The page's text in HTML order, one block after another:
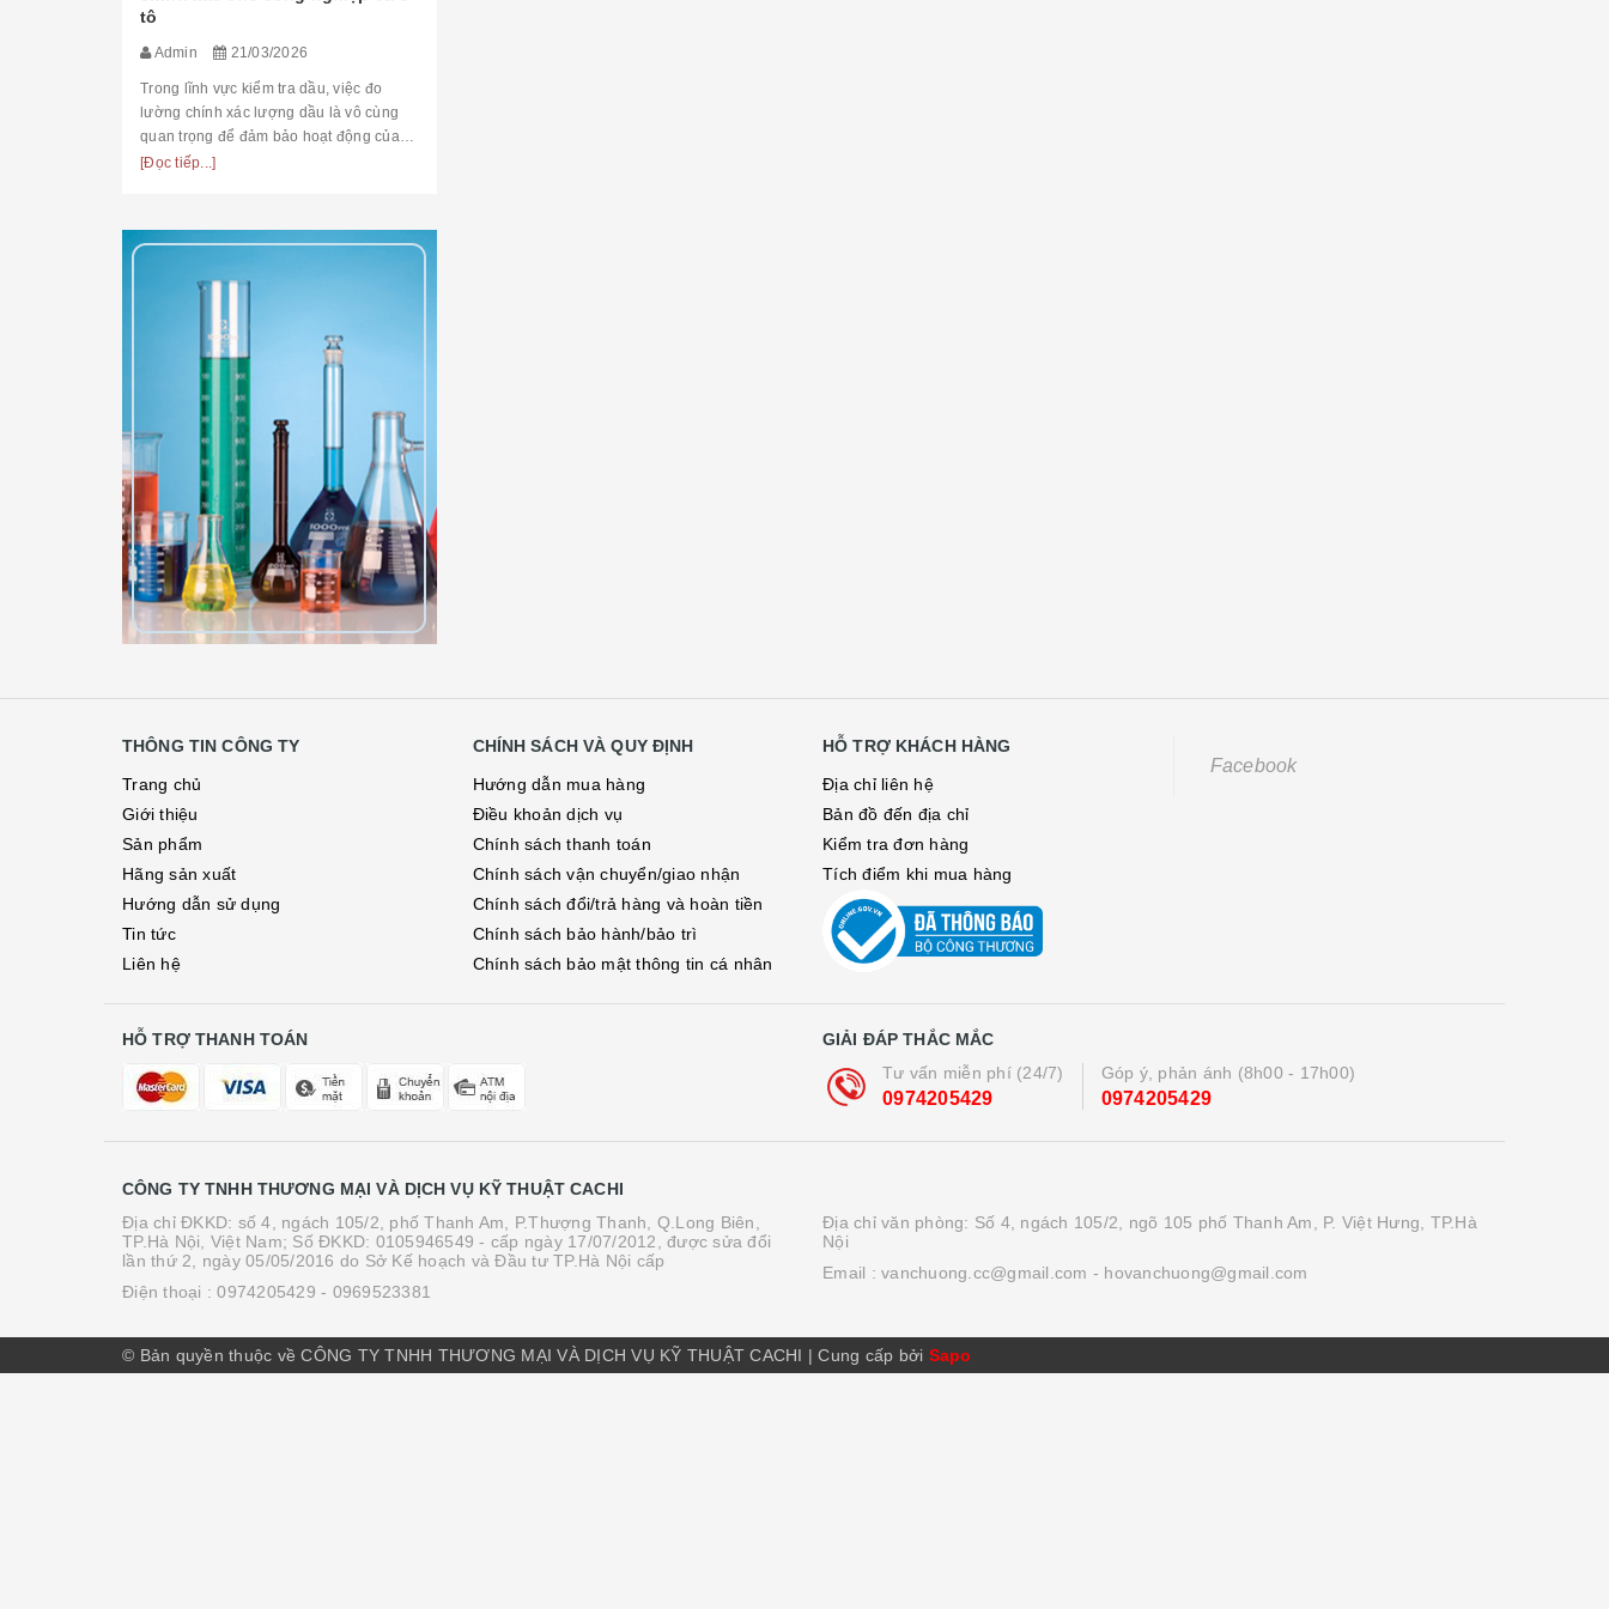
tô
Admin 21/03/2026
Trong lĩnh vực kiểm tra dầu, việc đo
lường chính xác lượng dầu là vô cùng
quan trọng để đảm bảo hoạt động của
máy móc và thiết bị luôn hiệu quả. Một
[Đọc tiếp...]
THÔNG TIN CÔNG TY
Trang chủ
Giới thiệu
Sản phẩm
Hãng sản xuất
Hướng dẫn sử dụng
Tin tức
Liên hệ
CHÍNH SÁCH VÀ QUY ĐỊNH
Hướng dẫn mua hàng
Điều khoản dịch vụ
Chính sách thanh toán
Chính sách vận chuyển/giao nhận
Chính sách đổi/trả hàng và hoàn tiền
Chính sách bảo hành/bảo trì
Chính sách bảo mật thông tin cá nhân
HỖ TRỢ KHÁCH HÀNG
Địa chỉ liên hệ
Bản đồ đến địa chỉ
Kiểm tra đơn hàng
Tích điểm khi mua hàng
Facebook
HỖ TRỢ THANH TOÁN
GIẢI ĐÁP THẮC MẮC
Tư vấn miễn phí (24/7)
0974205429
Góp ý, phản ánh (8h00 - 17h00)
0974205429
CÔNG TY TNHH THƯƠNG MẠI VÀ DỊCH VỤ KỸ THUẬT CACHI
Địa chỉ ĐKKD: số 4, ngách 105/2, phố Thanh Am, P.Thượng Thanh, Q.Long Biên,
TP.Hà Nội, Việt Nam; Số ĐKKD: 0105946549 - cấp ngày 17/07/2012, được sửa đổi
lần thứ 2, ngày 05/05/2016 do Sở Kế hoạch và Đầu tư TP.Hà Nội cấp
Điện thoại :0974205429 - 0969523381
Địa chỉ văn phòng: Số 4, ngách 105/2, ngõ 105 phố Thanh Am, P. Việt Hưng, TP.Hà
Nội
Email : vanchuong.cc@gmail.com - hovanchuong@gmail.com
© Bản quyền thuộc về CÔNG TY TNHH THƯƠNG MẠI VÀ DỊCH VỤ KỸ THUẬT CACHI |Cung cấp bởi Sapo